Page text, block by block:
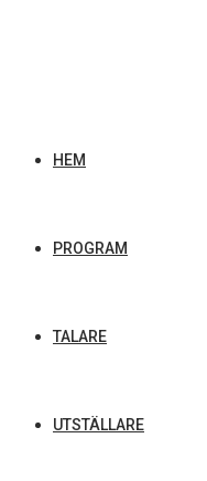
HEM
PROGRAM
TALARE
UTSTÄLLARE